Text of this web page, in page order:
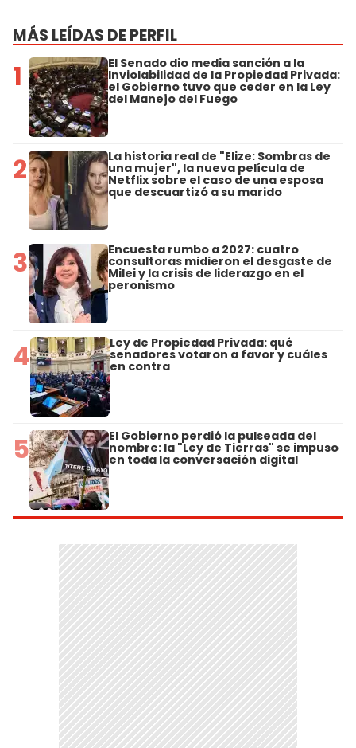
MÁS LEÍDAS DE PERFIL
1 El Senado dio media sanción a la
Inviolabilidad de la Propiedad Privada:
el Gobierno tuvo que ceder en la Ley
del Manejo del Fuego
2 La historia real de "Elize: Sombras de
una mujer", la nueva película de
Netflix sobre el caso de una esposa
que descuartizó a su marido
3 Encuesta rumbo a 2027: cuatro
consultoras midieron el desgaste de
Milei y la crisis de liderazgo en el
peronismo
4 Ley de Propiedad Privada: qué
senadores votaron a favor y cuáles
en contra
5 El Gobierno perdió la pulseada del
nombre: la "Ley de Tierras" se impuso
en toda la conversación digital